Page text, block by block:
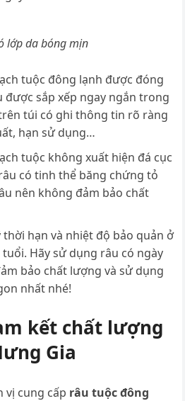
lớp da bóng mịn
tuộc đông lạnh được đóng
được sắp xếp ngay ngắn trong
túi có ghi thông tin rõ ràng
hạn sử dụng…
tuộc không xuất hiện đá cục
có tinh thể băng chứng tỏ
nên không đảm bảo chất
thời hạn và nhiệt độ bảo quản ở
Hãy sử dụng râu có ngày
bảo chất lượng và sử dụng
nhất nhé!
kết chất lượng
Gia
vị cung cấp râu tuộc đông